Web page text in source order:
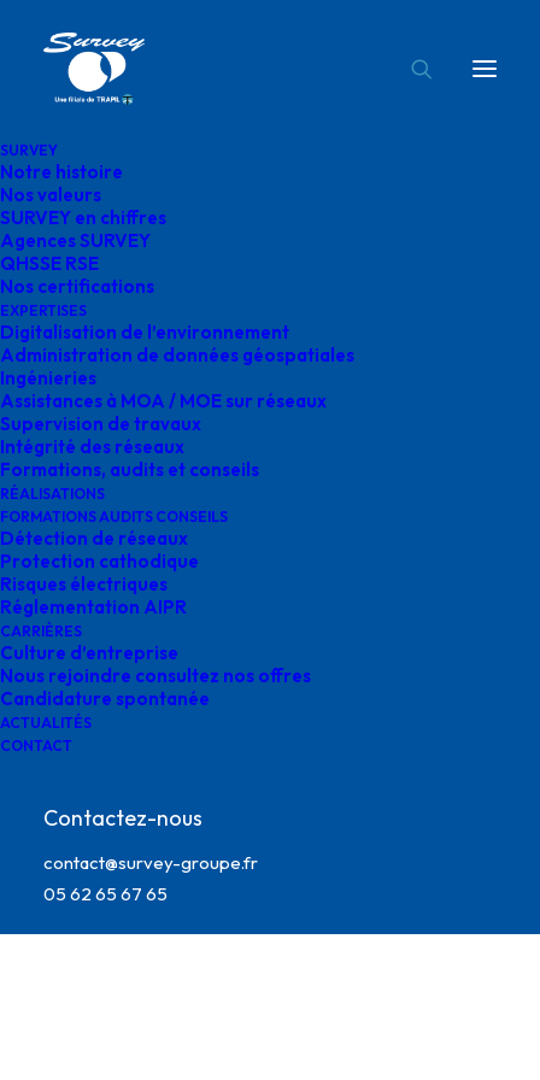
SURVEY
Notre histoire
Nos valeurs
SURVEY en chiffres
Agences SURVEY
QHSSE RSE
Nos certifications
EXPERTISES
Digitalisation de l’environnement
Administration de données géospatiales
Ingénieries
Assistances à MOA / MOE sur réseaux
Supervision de travaux
Intégrité des réseaux
Formations, audits et conseils
RÉALISATIONS
FORMATIONS AUDITS CONSEILS
Détection de réseaux
Protection cathodique
Risques électriques
Réglementation AIPR
CARRIÈRES
Culture d’entreprise
Nous rejoindre consultez nos offres
Candidature spontanée
ACTUALITÉS
CONTACT
Contactez-nous
contact@survey-groupe.fr
05 62 65 67 65
Accueil
surveillances ligne
survey
surveillances ligne survey